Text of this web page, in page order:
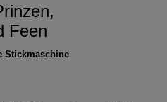
Feen
Stickmaschine